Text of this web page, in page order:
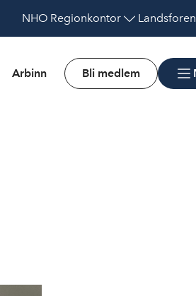
NHO Regionkontor
Arbinn Bli medlem